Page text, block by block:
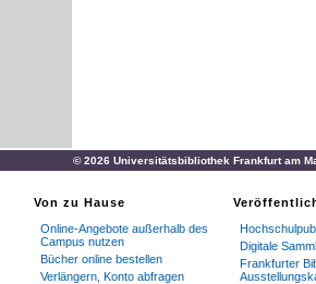
© 2026 Universitätsbibliothek Frankfurt am
Von zu Hause
Online-Angebote außerhalb des
Campus nutzen
Bücher online bestellen
Verlängern, Konto abfragen
Digitale
Frankfurter